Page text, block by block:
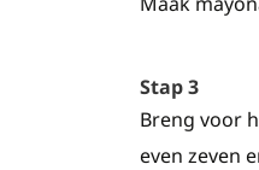
Stap 3
Breng voor
even zeven